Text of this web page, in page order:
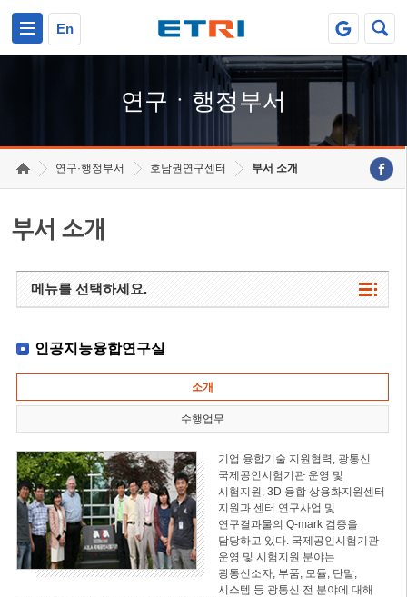
En
연구ㆍ행정부서
연구·행정부서 호남권연구센터 부서 소개
부서 소개
메뉴를 선택하세요.
인공지능융합연구실
소개
수행업무
기업 융합기술 지원협력, 광통신
국제공인시험기관 운영 및
시험지원, 3D 융합 상용화지원센터
지원과 센터 연구사업 및
연구결과물의 Q-mark 검증을
담당하고 있다. 국제공인시험기관
운영 및 시험지원 분야는
광통신소자, 부품, 모듈, 단말,
시스템 등 광통신 전 분야에 대해